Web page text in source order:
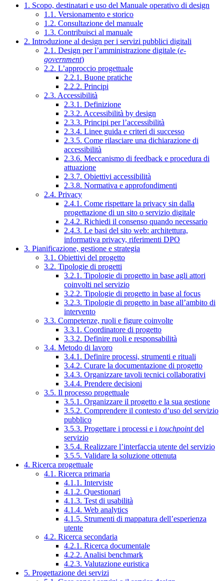
1. Scopo, destinatari e uso del Manuale operativo di design
1.1. Versionamento e storico
1.2. Consultazione del manuale
1.3. Contribuisci al manuale
2. Introduzione al design per i servizi pubblici digitali
2.1. Design per l’amministrazione digitale (e-
government)
2.2. L’approccio progettuale
2.2.1. Buone pratiche
2.2.2. Principi
2.3. Accessibilità
2.3.1. Definizione
2.3.2. Accessibilità by design
2.3.3. Principi per l’accessibilità
2.3.4. Linee guida e criteri di successo
2.3.5. Come rilasciare una dichiarazione di
accessibilità
2.3.6. Meccanismo di feedback e procedura di
attuazione
2.3.7. Obiettivi accessibilità
2.3.8. Normativa e approfondimenti
2.4. Privacy
2.4.1. Come rispettare la privacy sin dalla
progettazione di un sito o servizio digitale
2.4.2. Richiedi il consenso quando necessario
2.4.3. Le basi del sito web: architettura,
informativa privacy, riferimenti DPO
3. Pianificazione, gestione e strategia
3.1. Obiettivi del progetto
3.2. Tipologie di progetti
3.2.1. Tipologie di progetto in base agli attori
coinvolti nel servizio
3.2.2. Tipologie di progetto in base al focus
3.2.3. Tipologie di progetto in base all’ambito di
intervento
3.3. Competenze, ruoli e figure coinvolte
3.3.1. Coordinatore di progetto
3.3.2. Definire ruoli e responsabilità
3.4. Metodo di lavoro
3.4.1. Definire processi, strumenti e rituali
3.4.2. Curare la documentazione di progetto
3.4.3. Organizzare tavoli tecnici collaborativi
3.4.4. Prendere decisioni
3.5. Il processo progettuale
3.5.1. Organizzare il progetto e la sua gestione
3.5.2. Comprendere il contesto d’uso del servizio
pubblico
3.5.3. Progettare i processi e i touchpointdel
servizio
3.5.4. Realizzare l’interfaccia utente del servizio
3.5.5. Validare la soluzione ottenuta
4. Ricerca progettuale
4.1. Ricerca primaria
4.1.1. Interviste
4.1.2. Questionari
4.1.3. Test di usabilità
4.1.4. Web analytics
4.1.5. Strumenti di mappatura dell’esperienza
utente
4.2. Ricerca secondaria
4.2.1. Ricerca documentale
4.2.2. Analisi benchmark
4.2.3. Valutazione euristica
5. Progettazione dei servizi